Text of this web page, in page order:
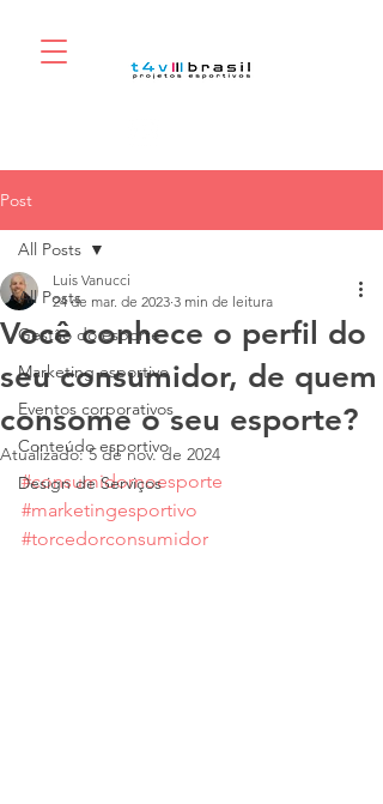
Post
All Posts
Gestão do esporte
Marketing esportivo
Eventos corporativos
Conteúdo esportivo
Design de Serviços
All Posts
Você conhece o perfil do
seu consumidor, de quem
consome o seu esporte?
Luis Vanucci
24 de mar. de 2023 3 min de leitura
Atualizado:5 de nov. de 2024
#consumidornoesporte
#marketingesportivo
#torcedorconsumidor